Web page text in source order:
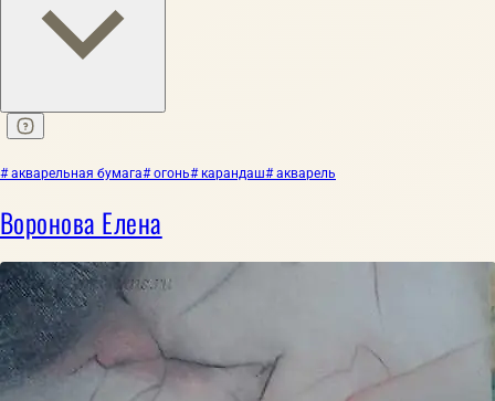
# акварельная бумага# огонь# карандаш# акварель
Воронова Елена